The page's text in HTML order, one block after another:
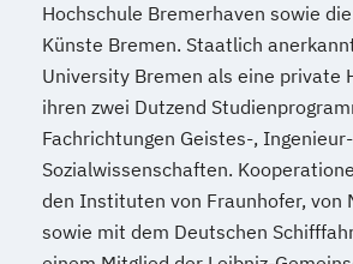
Hochschule Bremerhaven sowie
Künste Bremen. Staatlich
University Bremen als eine private
ihren zwei Dutzend
Fachrichtungen Geistes-,
Sozialwissenschaften.
den Instituten von Fraunhofer, von
sowie mit dem Deutschen